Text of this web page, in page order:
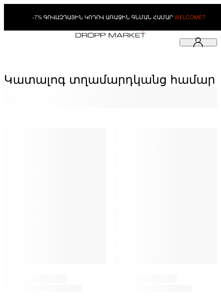
-7% ԳՈՎԱԶԴԱՅԻՆ ԿՈԴՈՎ ԱՌԱՋԻՆ ԳՆՄԱՆ ՀԱՄԱՐ WELCOME7
Կատալոգ տղամարդկանց համար